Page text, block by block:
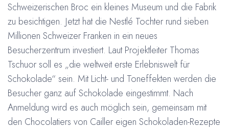
Schweizerischen Broc ein kleines Museum und die Fabrik
zu besichtigen. Jetzt hat die Nestlé Tochter rund sieben
Millionen Schweizer Franken in ein neues
Besucherzentrum investiert. Laut Projektleiter Thomas
Tschuor soll es „die weltweit erste Erlebniswelt für
Schokolade“ sein. Mit Licht- und Toneffekten werden die
Besucher ganz auf Schokolade eingestimmt. Nach
Anmeldung wird es auch möglich sein, gemeinsam mit
den Chocolatiers von Cailler eigen Schokoladen-Rezepte